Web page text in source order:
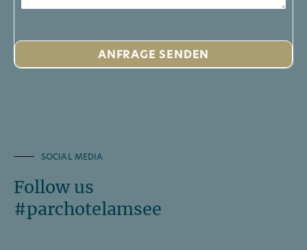
SOCIAL MEDIA
Follow us
#parchotelamsee